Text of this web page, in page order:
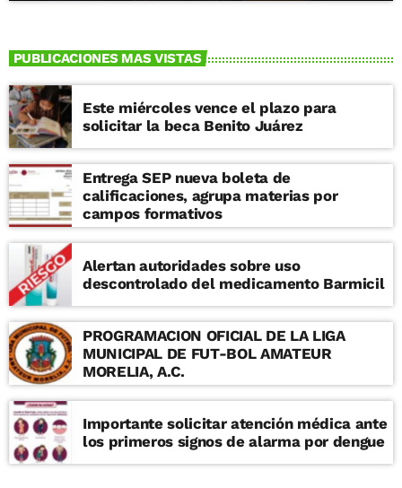
PUBLICACIONES MAS VISTAS
Este miércoles vence el plazo para
solicitar la beca Benito Juárez
Entrega SEP nueva boleta de
calificaciones, agrupa materias por
campos formativos
Alertan autoridades sobre uso
descontrolado del medicamento Barmicil
PROGRAMACION OFICIAL DE LA LIGA
MUNICIPAL DE FUT-BOL AMATEUR
MORELIA, A.C.
Importante solicitar atención médica ante
los primeros signos de alarma por dengue